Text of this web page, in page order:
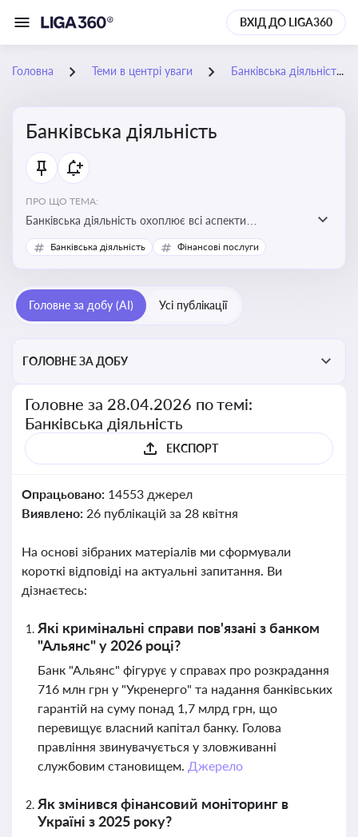
ВХІД ДО LIGA360
Головна Теми в центрі уваги Банківська діяльність
Банківська діяльність
ПРО ЩО ТЕМА:
Банківська діяльність охоплює всі аспекти
регулювання, нагляду та ліцензування банківських
установ
Банківська діяльність Фінансові послуги
Головне за добу (AI) Усі публікації
ГОЛОВНЕ ЗА ДОБУ
Головне за 28.04.2026 по темі:
Банківська діяльність
ЕКСПОРТ
Опрацьовано: 14553 джерел
Виявлено: 26 публікацій за 28 квітня
На основі зібраних матеріалів ми сформували
короткі відповіді на актуальні запитання. Ви
дізнаєтесь:
Які кримінальні справи пов'язані з банком
"Альянс" у 2026 році?
Банк "Альянс" фігурує у справах про розкрадання
716 млн грн у "Укренерго" та надання банківських
гарантій на суму понад 1,7 млрд грн, що
перевищує власний капітал банку. Голова
правління звинувачується у зловживанні
службовим становищем. Джерело
Як змінився фінансовий моніторинг в
Україні з 2025 року?